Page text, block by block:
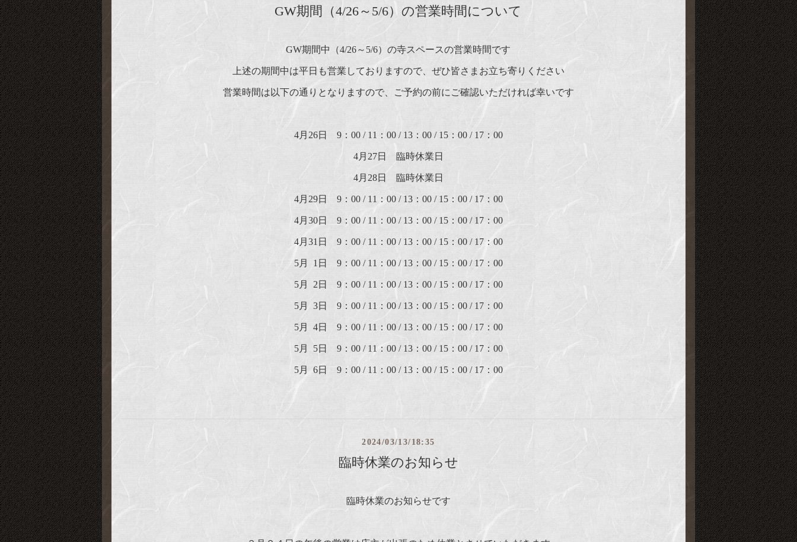
GW期間（4/26～5/6）の営業時間について
GW期間中（4/26～5/6）の寺スペースの営業時間です
上述の期間中は平日も営業しておりますので、ぜひ皆さまお立ち寄りください
営業時間は以下の通りとなりますので、ご予約の前にご確認いただければ幸いです
4月26日 9：00 / 11：00 / 13：00 / 15：00 / 17：00
4月27日 臨時休業日
4月28日 臨時休業日
4月29日 9：00 / 11：00 / 13：00 / 15：00 / 17：00
4月30日 9：00 / 11：00 / 13：00 / 15：00 / 17：00
4月31日 9：00 / 11：00 / 13：00 / 15：00 / 17：00
5月 1日 9：00 / 11：00 / 13：00 / 15：00 / 17：00
5月 2日 9：00 / 11：00 / 13：00 / 15：00 / 17：00
5月 3日 9：00 / 11：00 / 13：00 / 15：00 / 17：00
5月 4日 9：00 / 11：00 / 13：00 / 15：00 / 17：00
5月 5日 9：00 / 11：00 / 13：00 / 15：00 / 17：00
5月 6日 9：00 / 11：00 / 13：00 / 15：00 / 17：00
2024/03/13/18:35
臨時休業のお知らせ
臨時休業のお知らせです